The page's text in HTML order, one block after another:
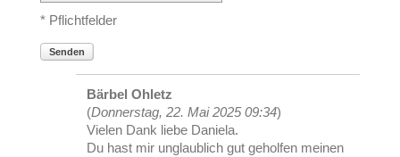
* Pflichtfelder
Senden
Bärbel Ohletz
(Donnerstag, 22. Mai 2025 09:34)
Vielen Dank liebe Daniela.
Du hast mir unglaublich gut geholfen meinen